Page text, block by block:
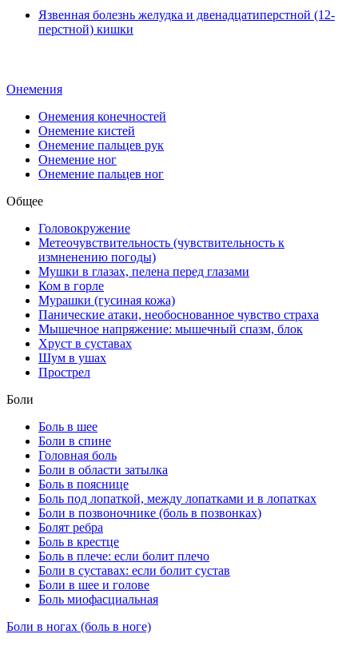
Язвенная болезнь желудка и двенадцатиперстной (12-
перстной) кишки
Онемения
Онемения конечностей
Онемение кистей
Онемение пальцев рук
Онемение ног
Онемение пальцев ног
Общее
Головокружение
Метеочувствительность (чувствительность к
измненению погоды)
Мушки в глазах, пелена перед глазами
Ком в горле
Мурашки (гусиная кожа)
Панические атаки, необоснованное чувство страха
Мышечное напряжение: мышечный спазм, блок
Хруст в суставах
Шум в ушах
Прострел
Боли
Боль в шее
Боли в спине
Головная боль
Боли в области затылка
Боль в пояснице
Боль под лопаткой, между лопатками и в лопатках
Боли в позвоночнике (боль в позвонках)
Болят ребра
Боль в крестце
Боль в плече: если болит плечо
Боли в суставах: если болит сустав
Боли в шее и голове
Боль миофасциальная
Боли в ногах (боль в ноге)